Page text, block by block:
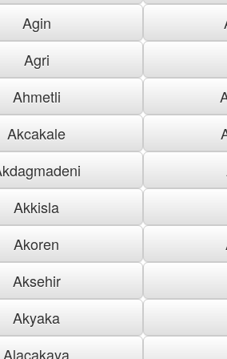
Agin
Agri
Ahmetli
Akcakale
Akkisla
Akoren
Aksehir
Akyaka
Alacakaya